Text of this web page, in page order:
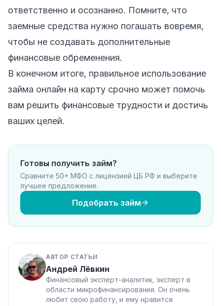
ответственно и осознанно. Помните, что
заемные средства нужно погашать вовремя,
чтобы не создавать дополнительные
финансовые обременения.
В конечном итоге, правильное использование
займа онлайн на карту срочно может помочь
вам решить финансовые трудности и достичь
ваших целей.
Готовы получить займ?
Сравните 50+ МФО с лицензией ЦБ РФ и выберите
лучшее предложение.
Подобрать займ
АВТОР СТАТЬИ
Андрей Лёвкин
Финансовый эксперт-аналитик, эксперт в
области микрофинансирования. Он очень
любит свою работу, и ему нравится